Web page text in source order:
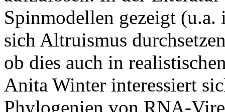
Spinmodellen gezeigt
sich Altruismus
ob dies auch in
Anita Winter interessiert
Phylogenien von RNA-